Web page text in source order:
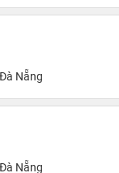
Đà Nẵng
Đà Nẵng